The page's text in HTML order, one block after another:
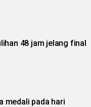
48 jam jelang final
medali pada hari